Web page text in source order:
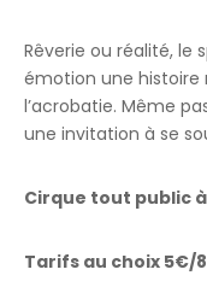
Rêverie ou réalité, le
émotion une
l’acrobatie. Même
une invitation à se
Cirque tout public
Tarifs au choix 5€/